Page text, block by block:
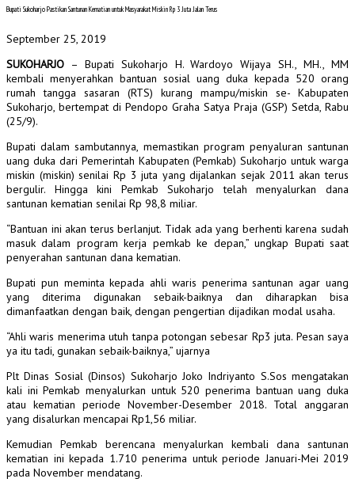
Bupati Sukoharjo Pastikan Santunan Kematian untuk Masyarakat Miskin Rp 3 Juta Jalan Terus
September 25, 2019
SUKOHARJO – Bupati Sukoharjo H. Wardoyo Wijaya SH., MH., MM
kembali menyerahkan bantuan sosial uang duka kepada 520 orang
rumah tangga sasaran (RTS) kurang mampu/miskin se- Kabupaten
Sukoharjo, bertempat di Pendopo Graha Satya Praja (GSP) Setda, Rabu
(25/9).
Bupati dalam sambutannya, memastikan program penyaluran santunan
uang duka dari Pemerintah Kabupaten (Pemkab) Sukoharjo untuk warga
miskin (miskin) senilai Rp 3 juta yang dijalankan sejak 2011 akan terus
bergulir. Hingga kini Pemkab Sukoharjo telah menyalurkan dana
santunan kematian senilai Rp 98,8 miliar.
“Bantuan ini akan terus berlanjut. Tidak ada yang berhenti karena sudah
masuk dalam program kerja pemkab ke depan,” ungkap Bupati saat
penyerahan santunan dana kematian.
Bupati pun meminta kepada ahli waris penerima santunan agar uang
yang diterima digunakan sebaik-baiknya dan diharapkan bisa
dimanfaatkan dengan baik, dengan pengertian dijadikan modal usaha.
“Ahli waris menerima utuh tanpa potongan sebesar Rp3 juta. Pesan saya
ya itu tadi, gunakan sebaik-baiknya,” ujarnya
Plt Dinas Sosial (Dinsos) Sukoharjo Joko Indriyanto S.Sos mengatakan
kali ini Pemkab menyalurkan untuk 520 penerima bantuan uang duka
atau kematian periode November-Desember 2018. Total anggaran
yang disalurkan mencapai Rp1,56 miliar.
Kemudian Pemkab berencana menyalurkan kembali dana santunan
kematian ini kepada 1.710 penerima untuk periode Januari-Mei 2019
pada November mendatang.